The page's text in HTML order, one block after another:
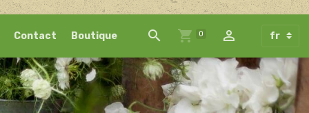
Contact Boutique 0